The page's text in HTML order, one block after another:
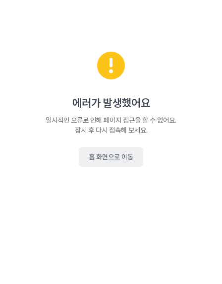
에러가 발생했어요
일시적인 오류로 인해 페이지 접근을 할 수 없어요.
잠시 후 다시 접속해 보세요.
홈 화면으로 이동